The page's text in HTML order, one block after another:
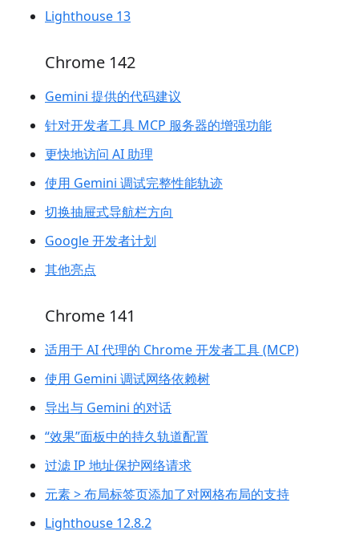
Lighthouse 13
Chrome 142
Gemini 提供的代码建议
针对开发者工具 MCP 服务器的增强功能
更快地访问 AI 助理
使用 Gemini 调试完整性能轨迹
切换抽屉式导航栏方向
Google 开发者计划
其他亮点
Chrome 141
适用于 AI 代理的 Chrome 开发者工具 (MCP)
使用 Gemini 调试网络依赖树
导出与 Gemini 的对话
“效果”面板中的持久轨道配置
过滤 IP 地址保护网络请求
元素 > 布局标签页添加了对网格布局的支持
Lighthouse 12.8.2